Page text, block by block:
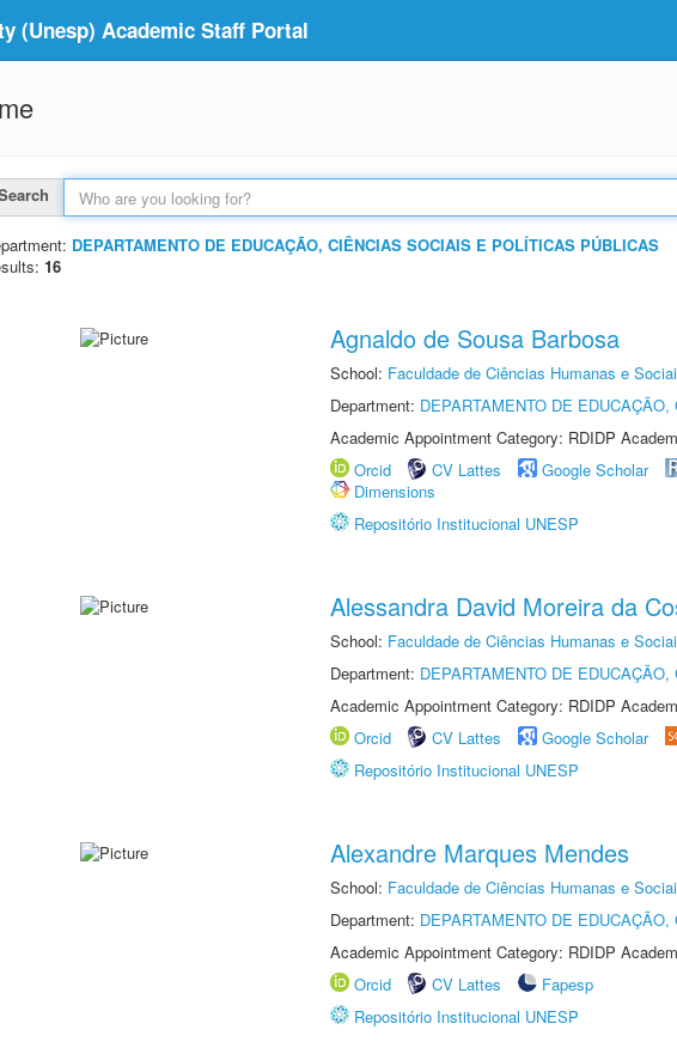
(Unesp) Academic Staff Portal
DEPARTAMENTO DE EDUCAÇÃO, CIÊNCIAS SOCIAIS E POLÍTICAS PÚBLICAS
16
Agnaldo de Sousa Barbosa
School: Faculdade de Ciências Humanas e
Department: DEPARTAMENTO DE
Academic Appointment Category: RDIDP
Orcid
CV Lattes Google Scholar
Dimensions
Repositório Institucional UNESP
Alessandra David Moreira da
School: Faculdade de Ciências Humanas e
Department: DEPARTAMENTO DE
Academic Appointment Category: RDIDP
Orcid
CV Lattes Google Scholar
Repositório Institucional UNESP
Alexandre Marques Mendes
School: Faculdade de Ciências Humanas e
Department: DEPARTAMENTO DE
Academic Appointment Category: RDIDP
Orcid
CV Lattes
Fapesp
Repositório Institucional UNESP